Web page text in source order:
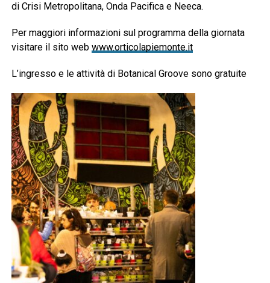
di Crisi Metropolitana, Onda Pacifica e Neeca.
Per maggiori informazioni sul programma della giornata
visitare il sito web www.orticolapiemonte.it
L’ingresso e le attività di Botanical Groove sono gratuite